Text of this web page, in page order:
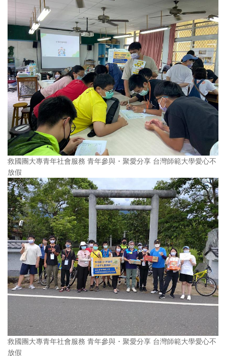
救國團大專青年社會服務 青年參與・聚愛分享 台灣師範大學愛心不
放假
救國團大專青年社會服務 青年參與・聚愛分享 台灣師範大學愛心不
放假